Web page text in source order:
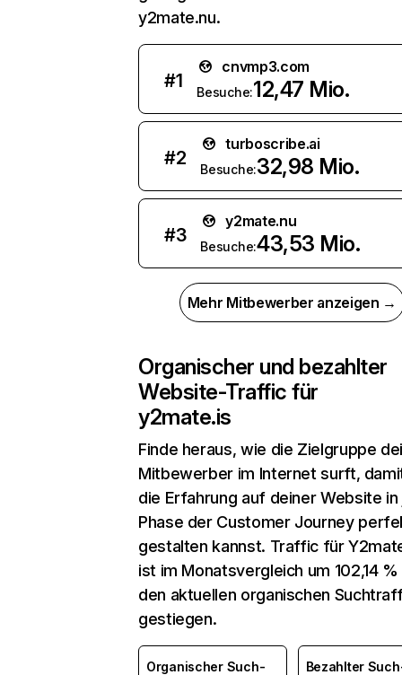
y2mate.nu.
#1
cnvmp3.com
Besuche:12,47 Mio.
#2
turboscribe.ai
Besuche:32,98 Mio.
#3
y2mate.nu
Besuche:43,53 Mio.
Mehr Mitbewerber anzeigen →
Organischer und bezahlter
Website-Traffic für
y2mate.is
Finde heraus, wie die Zielgruppe
Mitbewerber im Internet surft,
die Erfahrung auf deiner Website
Phase der Customer Journey
gestalten kannst. Traffic für
ist im Monatsvergleich um 102,14
den aktuellen organischen
gestiegen.
Organischer Such-
Bezahlter